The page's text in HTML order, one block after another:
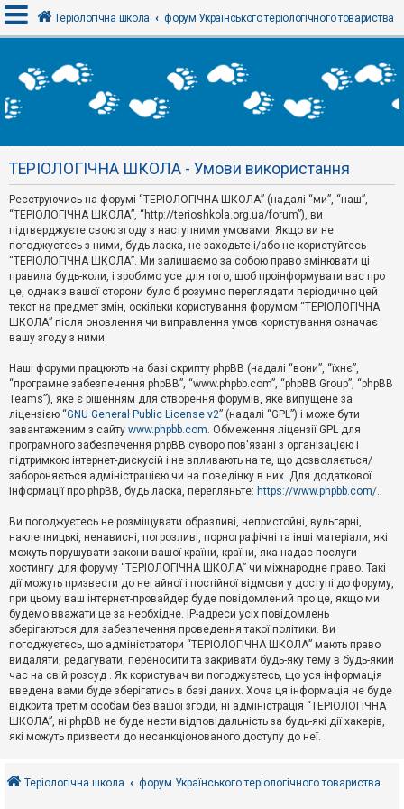
х
і
Р
є
с
т
р
а
ц
я
Т
м
и
б
е
з
в
і
д
п
о
в
д
й
А
к
т
и
в
н
т
е
м
и
о
Теріологічна школа форум Українського теріологічного товариства
ТЕРІОЛОГІЧНА ШКОЛА - Умови використання
Реєструючись на форумі “ТЕРІОЛОГІЧНА ШКОЛА” (надалі “ми”, “наш”,
“ТЕРІОЛОГІЧНА ШКОЛА”, “http://terioshkola.org.ua/forum”), ви
підтверджуєте свою згоду з наступними умовами. Якщо ви не
погоджуєтесь з ними, будь ласка, не заходьте і/або не користуйтесь
“ТЕРІОЛОГІЧНА ШКОЛА”. Ми залишаємо за собою право змінювати ці
правила будь-коли, і зробимо усе для того, щоб проінформувати вас про
це, однак з вашої сторони було б розумно переглядати періодично цей
текст на предмет змін, оскільки користування форумом “ТЕРІОЛОГІЧНА
ШКОЛА” після оновлення чи виправлення умов користування означає
вашу згоду з ними.
Наші форуми працюють на базі скрипту phpBB (надалі “вони”, “їхнє”,
“програмне забезпечення phpBB”, “www.phpbb.com”, “phpBB Group”, “phpBB
Teams”), яке є рішенням для створення форумів, яке випущене за
ліцензією “GNU General Public License v2” (надалі “GPL”) і може бути
завантаженим з сайту www.phpbb.com. Обмеження ліцензії GPL для
програмного забезпечення phpBB суворо пов'язані з організацією і
підтримкою інтернет-дискусій і не впливають на те, що дозволяється/
забороняється адміністрацією чи на поведінку в них. Для додаткової
інформації про phpBB, будь ласка, перегляньте: https://www.phpbb.com/.
Ви погоджуєтесь не розміщувати образливі, непристойні, вульгарні,
наклепницькі, ненависні, погрозливі, порнографічні та інші матеріали, які
можуть порушувати закони вашої країни, країни, яка надає послуги
хостингу для форуму “ТЕРІОЛОГІЧНА ШКОЛА” чи міжнародне право. Такі
дії можуть призвести до негайної і постійної відмови у доступі до форуму,
при цьому ваш інтернет-провайдер буде повідомлений про це, якщо ми
будемо вважати це за необхідне. IP-адреси усіх повідомлень
зберігаються для забезпечення проведення такої політики. Ви
погоджуєтесь, що адміністратори “ТЕРІОЛОГІЧНА ШКОЛА” мають право
видаляти, редагувати, переносити та закривати будь-яку тему в будь-який
час на свій розсуд . Як користувач ви погоджуєтесь, що уся інформація
введена вами буде зберігатись в базі даних. Хоча ця інформація не буде
відкрита третім особам без вашої згоди, ні адміністрація “ТЕРІОЛОГІЧНА
ШКОЛА”, ні phpBB не буде нести відповідальність за будь-які дії хакерів,
які можуть призвести до несанкціонованого доступу до неї.
Теріологічна школа форум Українського теріологічного товариства